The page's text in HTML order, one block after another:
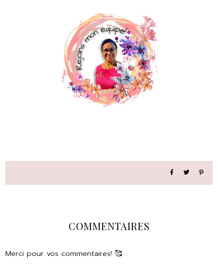
COMMENTAIRES
Merci pour vos commentaires! 🥰